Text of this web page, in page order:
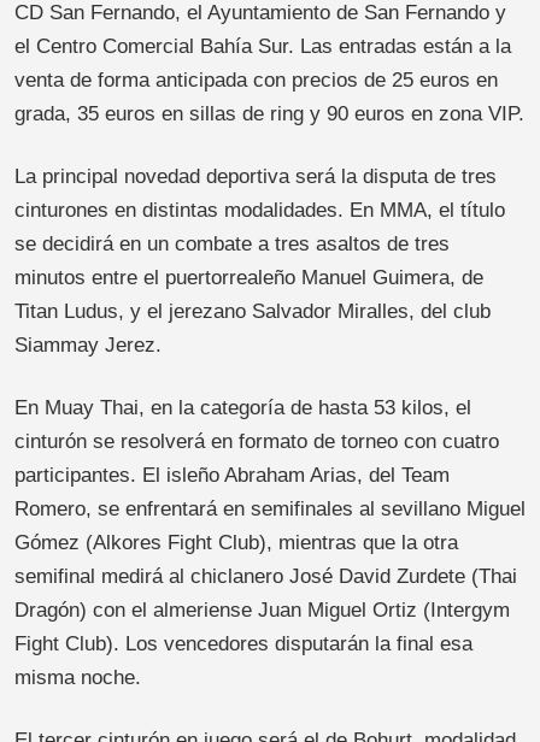
CD San Fernando, el Ayuntamiento de San Fernando y
el Centro Comercial Bahía Sur. Las entradas están a la
venta de forma anticipada con precios de 25 euros en
grada, 35 euros en sillas de ring y 90 euros en zona VIP.
La principal novedad deportiva será la disputa de tres
cinturones en distintas modalidades. En MMA, el título
se decidirá en un combate a tres asaltos de tres
minutos entre el puertorrealeño Manuel Guimera, de
Titan Ludus, y el jerezano Salvador Miralles, del club
Siammay Jerez.
En Muay Thai, en la categoría de hasta 53 kilos, el
cinturón se resolverá en formato de torneo con cuatro
participantes. El isleño Abraham Arias, del Team
Romero, se enfrentará en semifinales al sevillano Miguel
Gómez (Alkores Fight Club), mientras que la otra
semifinal medirá al chiclanero José David Zurdete (Thai
Dragón) con el almeriense Juan Miguel Ortiz (Intergym
Fight Club). Los vencedores disputarán la final esa
misma noche.